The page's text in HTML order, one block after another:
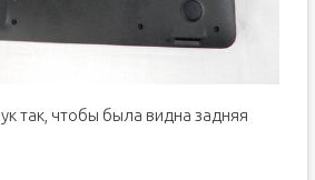
так, чтобы была видна задняя